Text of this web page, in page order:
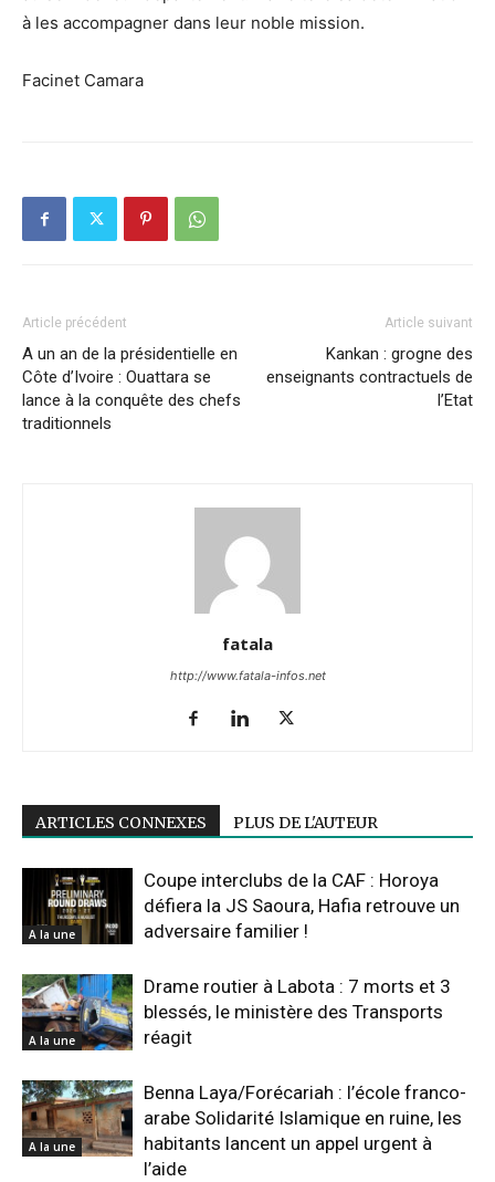
à les accompagner dans leur noble mission.
Facinet Camara
Article précédent
A un an de la présidentielle en
Côte d’Ivoire : Ouattara se
lance à la conquête des chefs
traditionnels
Article suivant
Kankan : grogne des
enseignants contractuels de
l’Etat
fatala
http://www.fatala-infos.net
ARTICLES CONNEXES PLUS DE L'AUTEUR
A la une
Coupe interclubs de la CAF : Horoya
défiera la JS Saoura, Hafia retrouve un
adversaire familier !
A la une
Drame routier à Labota : 7 morts et 3
blessés, le ministère des Transports
réagit
A la une
Benna Laya/Forécariah : l’école franco-
arabe Solidarité Islamique en ruine, les
habitants lancent un appel urgent à
l’aide